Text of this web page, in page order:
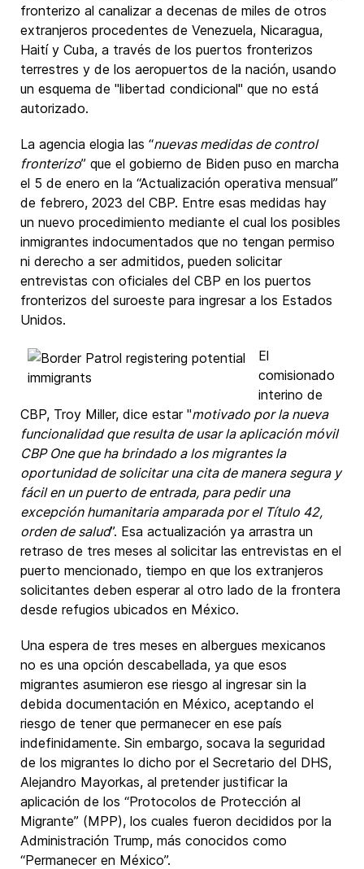
fronterizo al canalizar a decenas de miles de otros
extranjeros procedentes de Venezuela, Nicaragua,
Haití y Cuba, a través de los puertos fronterizos
terrestres y de los aeropuertos de la nación, usando
un esquema de "libertad condicional" que no está
autorizado.
La agencia elogia las “nuevas medidas de control
fronterizo” que el gobierno de Biden puso en marcha
el 5 de enero en la “Actualización operativa mensual”
de febrero, 2023 del CBP. Entre esas medidas hay
un nuevo procedimiento mediante el cual los posibles
inmigrantes indocumentados que no tengan permiso
ni derecho a ser admitidos, pueden solicitar
entrevistas con oficiales del CBP en los puertos
fronterizos del suroeste para ingresar a los Estados
Unidos.
El
comisionado
interino de
CBP, Troy Miller, dice estar "motivado por la nueva
funcionalidad que resulta de usar la aplicación móvil
CBP One que ha brindado a los migrantes la
oportunidad de solicitar una cita de manera segura y
fácil en un puerto de entrada, para pedir una
excepción humanitaria amparada por el Título 42,
orden de salud”. Esa actualización ya arrastra un
retraso de tres meses al solicitar las entrevistas en el
puerto mencionado, tiempo en que los extranjeros
solicitantes deben esperar al otro lado de la frontera
desde refugios ubicados en México.
Una espera de tres meses en albergues mexicanos
no es una opción descabellada, ya que esos
migrantes asumieron ese riesgo al ingresar sin la
debida documentación en México, aceptando el
riesgo de tener que permanecer en ese país
indefinidamente. Sin embargo, socava la seguridad
de los migrantes lo dicho por el Secretario del DHS,
Alejandro Mayorkas, al pretender justificar la
aplicación de los “Protocolos de Protección al
Migrante” (MPP), los cuales fueron decididos por la
Administración Trump, más conocidos como
“Permanecer en México”.